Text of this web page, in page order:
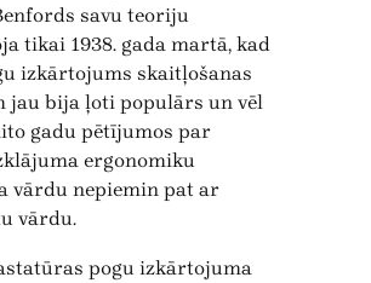
savu teoriju
tikai 1938. gada martā, kad
izkārtojums skaitļošanas
jau bija ļoti populārs un vēl
gadu pētījumos par
ergonomiku
vārdu nepiemin pat ar
vārdu.
pogu izkārtojuma